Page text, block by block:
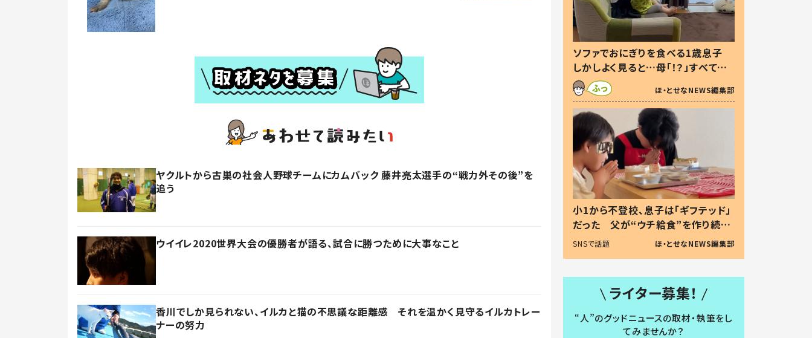
ヤクルトから古巣の社会人野球チームにカムバック 藤井亮太選手の“戦力外その後”を
追う
ウイイレ2020世界大会の優勝者が語る、試合に勝つために大事なこと
香川でしか見られない、イルカと猫の不思議な距離感 それを温かく見守るイルカトレー
ナーの努力
ソファでおにぎりを食べる1歳息子
しかしよく見ると…母「！？」すべてを
察した母の投稿に「可愛いから許
す！」「現行犯〜」
ほ・とせなNEWS編集部
小1から不登校、息子は「ギフテッド」
だった 父が“ウチ給食”を作り続け
る理由とは #令和の親 #令和の子
SNSで話題 ほ・とせなNEWS編集部
ライター募集！
“人”のグッドニュースの取材・執筆をし
てみませんか？